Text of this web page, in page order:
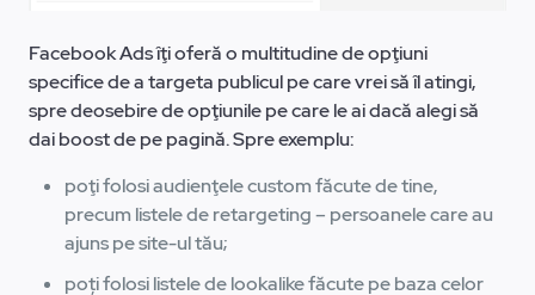
Facebook Ads îţi oferă o multitudine de opţiuni
specifice de a targeta publicul pe care vrei să îl atingi,
spre deosebire de opţiunile pe care le ai dacă alegi să
dai boost de pe pagină. Spre exemplu:
poţi folosi audienţele custom făcute de tine,
precum listele de retargeting – persoanele care au
ajuns pe site-ul tău;
poți folosi listele de lookalike făcute pe baza celor